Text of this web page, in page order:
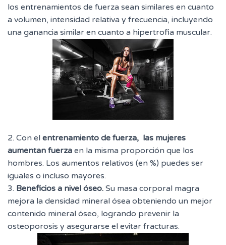
los entrenamientos de fuerza sean similares en cuanto
a volumen, intensidad relativa y frecuencia, incluyendo
una ganancia similar en cuanto a hipertrofia muscular.
2. Con el entrenamiento de fuerza, las mujeres
aumentan fuerza en la misma proporción que los
hombres. Los aumentos relativos (en %) puedes ser
iguales o incluso mayores.
3. Beneficios a nivel óseo. Su masa corporal magra
mejora la densidad mineral ósea obteniendo un mejor
contenido mineral óseo, logrando prevenir la
osteoporosis y asegurarse el evitar fracturas.